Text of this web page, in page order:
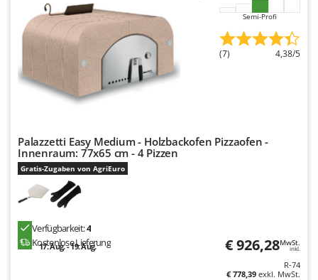
Semi-Profi
(7) 4,38/5
Palazzetti Easy Medium - Holzbackofen Pizzaofen -
Innenraum: 77x65 cm - 4 Pizzen
Gratis-Zugaben von AgriEuro
Verfügbarkeit:4
Kostenlose Lieferung
17. Aug. - 19. Aug. € 926,28MwSt.
inkl.
R-74
€ 778,39 exkl. MwSt.